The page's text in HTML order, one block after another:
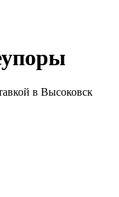
в Высоковск